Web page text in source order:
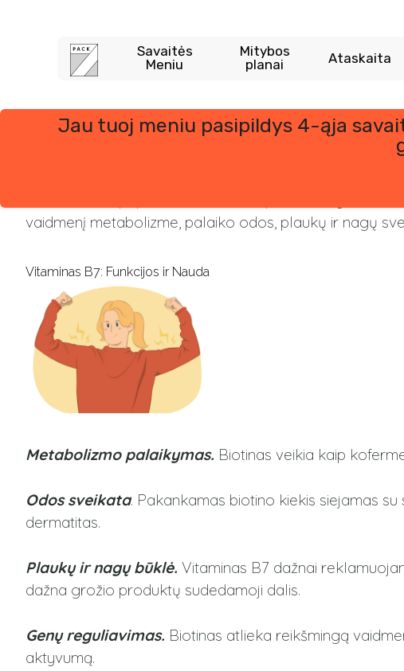
Savaitės
Meniu
Mitybos
planai
Ataskaita
Jau tuoj meniu pasipildys 4-ąja
Vitaminas B7, paprastai žinomas kaip biotinas, yra
vaidmenį metabolizme, palaiko odos, plaukų ir nagų
Vitaminas B7: Funkcijos ir Nauda
Metabolizmo palaikymas. Biotinas veikia kaip
Odos sveikata. Pakankamas biotino kiekis siejamas
dermatitas.
Plaukų ir nagų būklė. Vitaminas B7 dažnai
dažna grožio produktų sudedamoji dalis.
Genų reguliavimas. Biotinas atlieka reikšmingą
aktyvumą.